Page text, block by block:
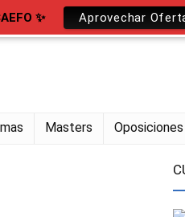
Masters Oposiciones
✨ Aprovechar